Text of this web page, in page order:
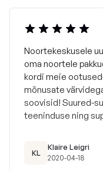
Noortekeskusele
oma noortele
kordi meie
mõnusate
soovisid! Suured-
teeninduse ning
KL
Klaire Leigri
2020-04-18